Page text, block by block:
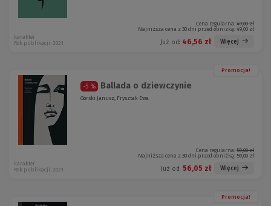
Cena regularna: 49,00 zł
Najniższa cena z 30 dni przed obniżką: 49,00 zł
Już od: 46,56 zł Więcej
karakter
Rok publikacji: 2021
Promocja!
-5 % Ballada o dziewczynie
Górski Janusz, Frysztak Ewa
Cena regularna: 59,00 zł
Najniższa cena z 30 dni przed obniżką: 59,00 zł
Już od: 56,05 zł Więcej
karakter
Rok publikacji: 2021
Promocja!